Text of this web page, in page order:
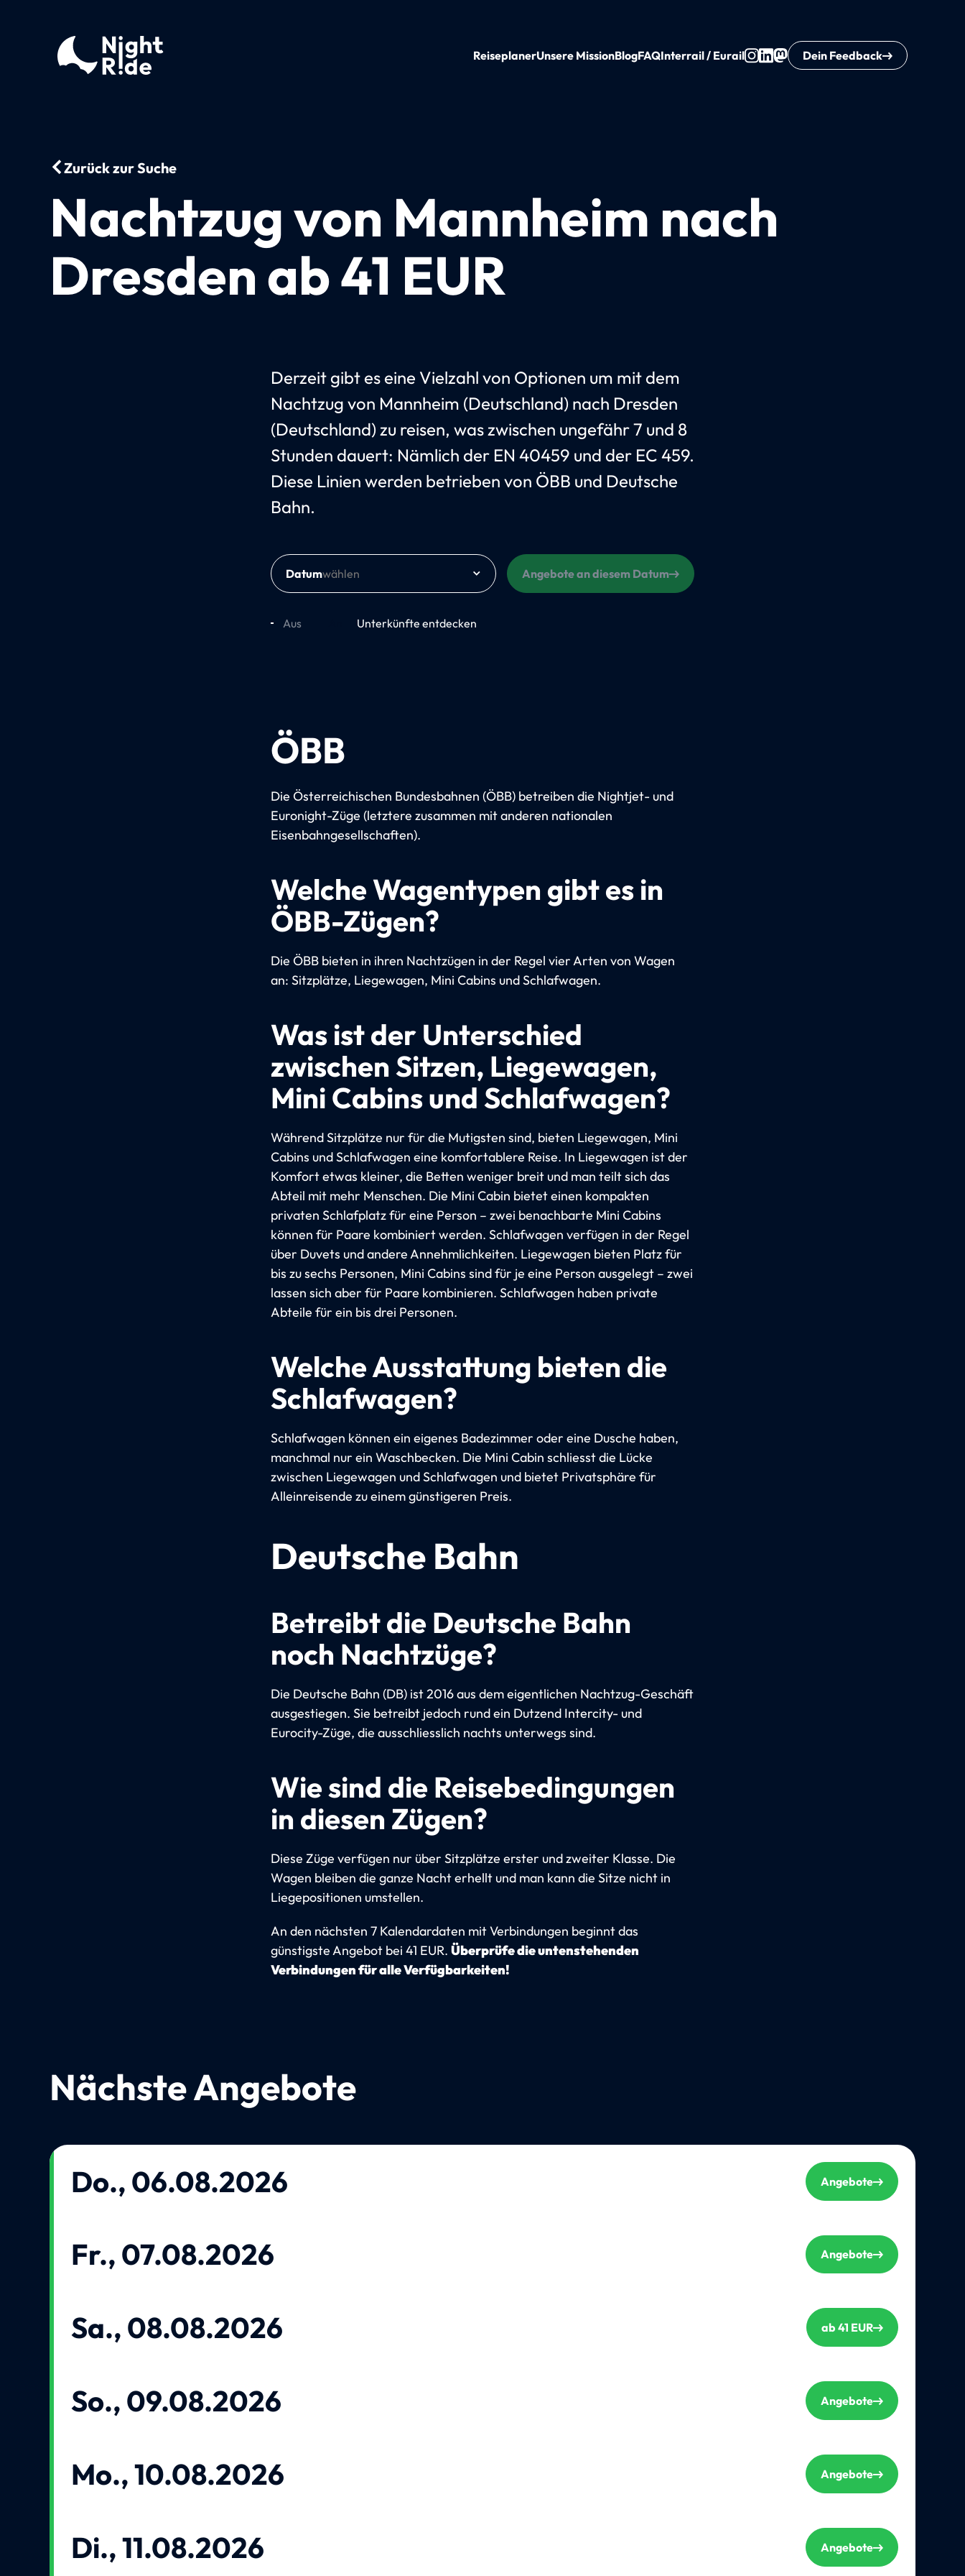
ReiseplanerUnsere MissionBlogFAQInterrail / Eurail Dein Feedback
Zurück zur Suche
Nachtzug von Mannheim nach
Dresden ab 41 EUR
Derzeit gibt es eine Vielzahl von Optionen um mit dem
Nachtzug von Mannheim (Deutschland) nach Dresden
(Deutschland) zu reisen, was zwischen ungefähr 7 und 8
Stunden dauert: Nämlich der EN 40459 und der EC 459.
Diese Linien werden betrieben von ÖBB und Deutsche
Bahn.
Datum Angebote an diesem Datum
Aus Unterkünfte entdecken
ÖBB
Die Österreichischen Bundesbahnen (ÖBB) betreiben die Nightjet- und
Euronight-Züge (letztere zusammen mit anderen nationalen
Eisenbahngesellschaften).
Welche Wagentypen gibt es in
ÖBB-Zügen?
Die ÖBB bieten in ihren Nachtzügen in der Regel vier Arten von Wagen
an: Sitzplätze, Liegewagen, Mini Cabins und Schlafwagen.
Was ist der Unterschied
zwischen Sitzen, Liegewagen,
Mini Cabins und Schlafwagen?
Während Sitzplätze nur für die Mutigsten sind, bieten Liegewagen, Mini
Cabins und Schlafwagen eine komfortablere Reise. In Liegewagen ist der
Komfort etwas kleiner, die Betten weniger breit und man teilt sich das
Abteil mit mehr Menschen. Die Mini Cabin bietet einen kompakten
privaten Schlafplatz für eine Person – zwei benachbarte Mini Cabins
können für Paare kombiniert werden. Schlafwagen verfügen in der Regel
über Duvets und andere Annehmlichkeiten. Liegewagen bieten Platz für
bis zu sechs Personen, Mini Cabins sind für je eine Person ausgelegt – zwei
lassen sich aber für Paare kombinieren. Schlafwagen haben private
Abteile für ein bis drei Personen.
Welche Ausstattung bieten die
Schlafwagen?
Schlafwagen können ein eigenes Badezimmer oder eine Dusche haben,
manchmal nur ein Waschbecken. Die Mini Cabin schliesst die Lücke
zwischen Liegewagen und Schlafwagen und bietet Privatsphäre für
Alleinreisende zu einem günstigeren Preis.
Deutsche Bahn
Betreibt die Deutsche Bahn
noch Nachtzüge?
Die Deutsche Bahn (DB) ist 2016 aus dem eigentlichen Nachtzug-Geschäft
ausgestiegen. Sie betreibt jedoch rund ein Dutzend Intercity- und
Eurocity-Züge, die ausschliesslich nachts unterwegs sind.
Wie sind die Reisebedingungen
in diesen Zügen?
Diese Züge verfügen nur über Sitzplätze erster und zweiter Klasse. Die
Wagen bleiben die ganze Nacht erhellt und man kann die Sitze nicht in
Liegepositionen umstellen.
An den nächsten 7 Kalendardaten mit Verbindungen beginnt das
günstigste Angebot bei 41 EUR. Überprüfe die untenstehenden
Verbindungen für alle Verfügbarkeiten!
Nächste Angebote
Do., 06.08.2026 Angebote
Fr., 07.08.2026 Angebote
Sa., 08.08.2026 ab 41 EUR
So., 09.08.2026 Angebote
Mo., 10.08.2026 Angebote
Di., 11.08.2026 Angebote